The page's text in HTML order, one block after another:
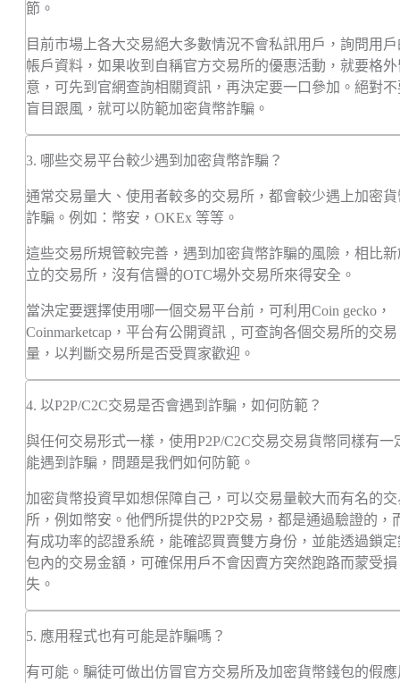
節。
目前市場上各大交易絕大多數情況不會私訊用戶，詢問用戶
帳戶資料，如果收到自稱官方交易所的優惠活動，就要格外
意，可先到官網查詢相關資訊，再決定要一口參加。絕對不
盲目跟風，就可以防範加密貨幣詐騙。
3. 哪些交易平台較少遇到加密貨幣詐騙？
通常交易量大、使用者較多的交易所，都會較少遇上加密貨
詐騙。例如：幣安，OKEx 等等。
這些交易所規管較完善，遇到加密貨幣詐騙的風險，相比新
立的交易所，沒有信譽的OTC場外交易所來得安全。
當決定要選擇使用哪一個交易平台前，可利用Coin gecko，
Coinmarketcap，平台有公開資訊﹐可查詢各個交易所的交易
量，以判斷交易所是否受買家歡迎。
4. 以P2P/C2C交易是否會遇到詐騙，如何防範？
與任何交易形式一樣，使用P2P/C2C交易交易貨幣同樣有一
能遇到詐騙，問題是我們如何防範。
加密貨幣投資早如想保障自己，可以交易量較大而有名的交
所，例如幣安。他們所提供的P2P交易，都是通過驗證的，
有成功率的認證系統，能確認買賣雙方身份，並能透過鎖定
包內的交易金額，可確保用戶不會因賣方突然跑路而蒙受損
失。
5. 應用程式也有可能是詐騙嗎？
有可能。騙徒可做出仿冒官方交易所及加密貨幣錢包的假應